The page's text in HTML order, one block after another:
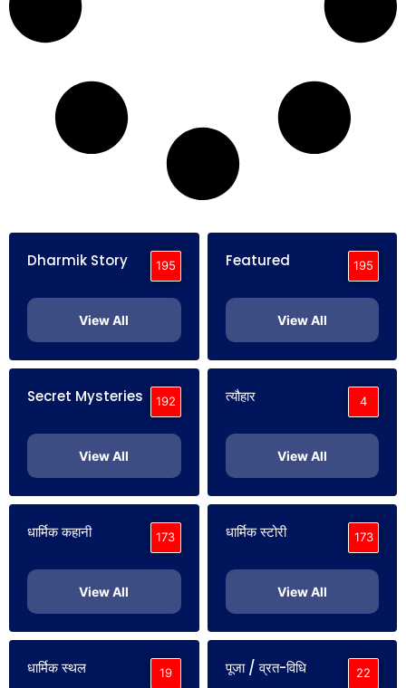
Dharmik Story 195
View All
Featured 195
View All
Secret Mysteries 192
View All
त्यौहार 4
View All
धार्मिक कहानी 173
View All
धार्मिक स्टोरी 173
View All
धार्मिक स्थल 19 पूजा / व्रत-विधि 22